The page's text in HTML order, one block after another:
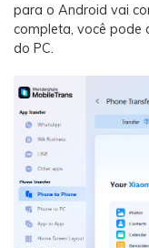
para o Android vai
completa, você pode
do PC.